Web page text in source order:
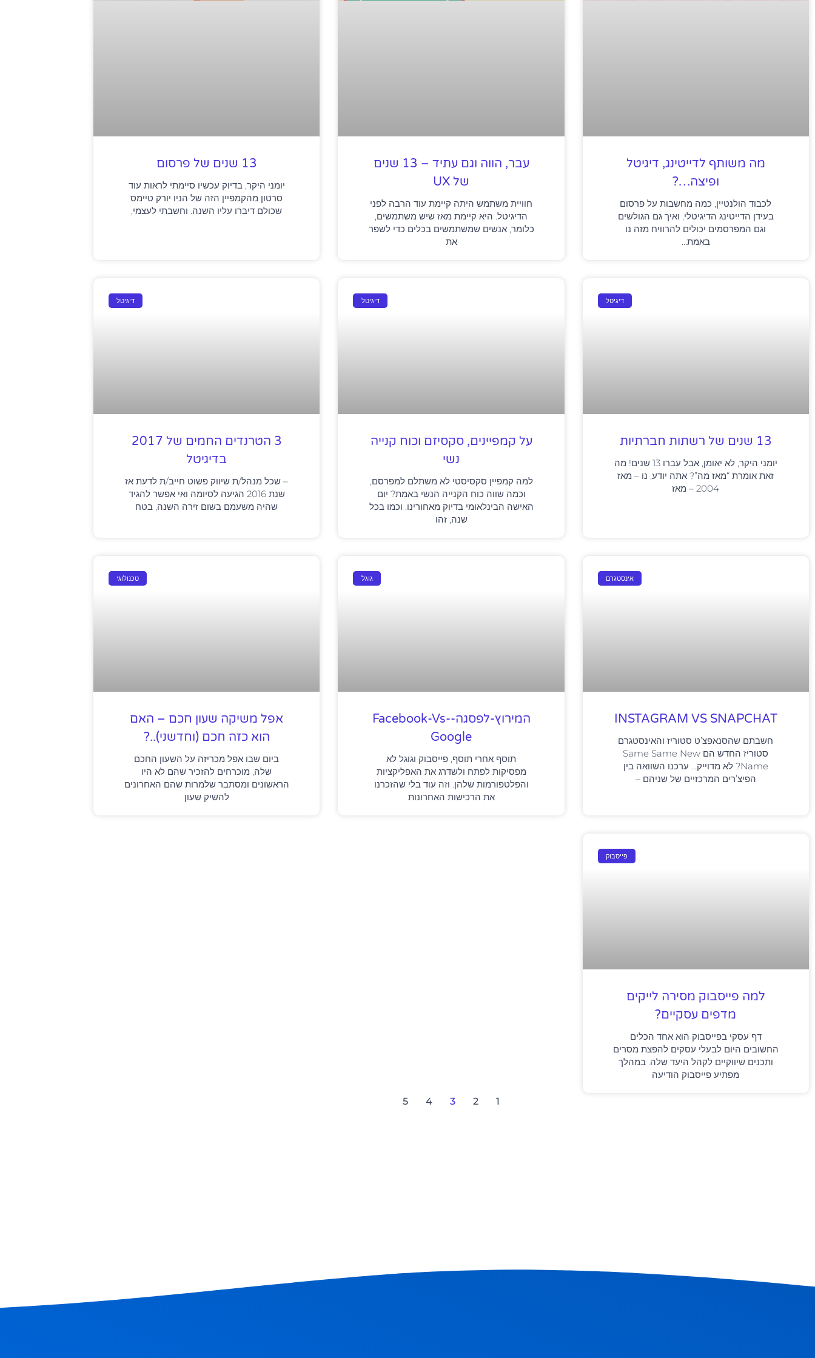
מה משותף לדייטינג, דיגיטל
ופיצה…?
לכבוד הולנטיין, כמה מחשבות על פרסום
בעידן הדייטינג הדיגיטלי, ואיך גם הגולשים
וגם המפרסמים יכולים להרוויח מזה נו
באמת…
עבר, הווה וגם עתיד – 13 שנים
של UX
חוויית משתמש היתה קיימת עוד הרבה לפני
הדיגיטל. היא קיימת מאז שיש משתמשים,
כלומר, אנשים שמשתמשים בכלים כדי לשפר
את
13 שנים של פרסום
יומני היקר, בדיוק עכשיו סיימתי לראות עוד
סרטון מהקמפיין הזה של הניו יורק טיימס
שכולם דיברו עליו השנה. וחשבתי לעצמי,
דיגיטל
13 שנים של רשתות חברתיות
יומני היקר, לא יאומן, אבל עברו 13 שנים! מה
זאת אומרת “מאז מה”? אתה יודע, נו – מאז
2004 – מאז
דיגיטל
על קמפיינים, סקסיזם וכוח קנייה
נשי
למה קמפיין סקסיסטי לא משתלם למפרסם,
וכמה שווה כוח הקנייה הנשי באמת? יום
האישה הבינלאומי בדיוק מאחורינו. וכמו בכל
שנה, זהו
דיגיטל
3 הטרנדים החמים של 2017
בדיגיטל
– שכל מנהל/ת שיווק פשוט חייב/ת לדעת אז
שנת 2016 הגיעה לסיומה ואי אפשר להגיד
שהיה משעמם בשום זירה השנה, בטח
אינסטגרם
INSTAGRAM VS SNAPCHAT
חשבתם שהסנאפצ’ט סטוריז והאינסטגרם
סטוריז החדש הם Same Same New
Name? לא מדוייק… ערכנו השוואה בין
הפיצ’רים המרכזיים של שניהם –
גוגל
המירוץ-לפסגה-Facebook-Vs-
Google
תוסף אחרי תוסף, פייסבוק וגוגל לא
מפסיקות לפתח ולשדרג את האפליקציות
והפלטפורמות שלהן. וזה עוד בלי שהזכרנו
את הרכישות האחרונות
טכנולוגי
אפל משיקה שעון חכם – האם
הוא כזה חכם (וחדשני)..?
ביום שבו אפל מכריזה על השעון החכם
שלה, מוכרחים להזכיר שהם לא היו
הראשונים ומסתבר שלמרות שהם האחרונים
להשיק שעון
פייסבוק
למה פייסבוק מסירה לייקים
מדפים עסקיים?
דף עסקי בפייסבוק הוא אחד הכלים
החשובים היום לבעלי עסקים להפצת מסרים
ותכנים שיווקיים לקהל היעד שלה. במהלך
מפתיע פייסבוק הודיעה
1
2
3
4
5